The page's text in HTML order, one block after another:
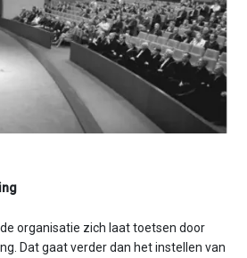
organisatie zich laat toetsen door
Dat gaat verder dan het instellen van